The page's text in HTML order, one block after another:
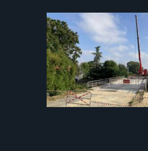
POLICE